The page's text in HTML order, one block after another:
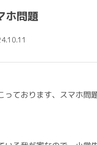
問題
っております、スマホ問